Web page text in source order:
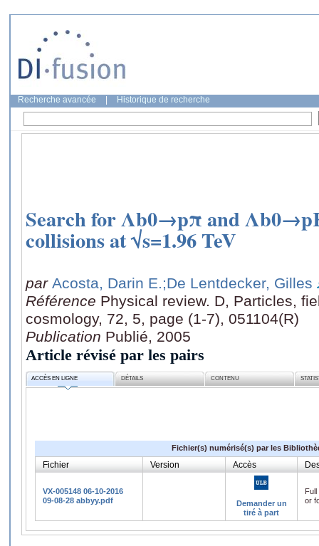
Recherche avancée Historique de recherche
Search for Λb0→pπ and
collisions at √s=1.96 TeV
par Acosta, Darin E.;De Lentdecker, Gilles
Référence Physical review. D, Particles,
cosmology, 72, 5, page (1-7), 051104(R)
Publication Publié, 2005
Article révisé par les pairs
ACCÈS EN LIGNE DÉTAILS CONTENU
Fichier(s) numérisé(s) par les
Fichier Version Accès
VX-005148 06-10-2016
09-08-28 abbyy.pdf
Demander un
tiré à part
or